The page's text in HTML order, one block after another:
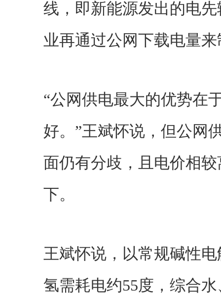
线，即新能源发出的电
业再通过公网下载电量
“公网供电最大的优势在
好。”王斌怀说，但公网
面仍有分歧，且电价相
下。
王斌怀说，以常规碱性
氢需耗电约55度，综合